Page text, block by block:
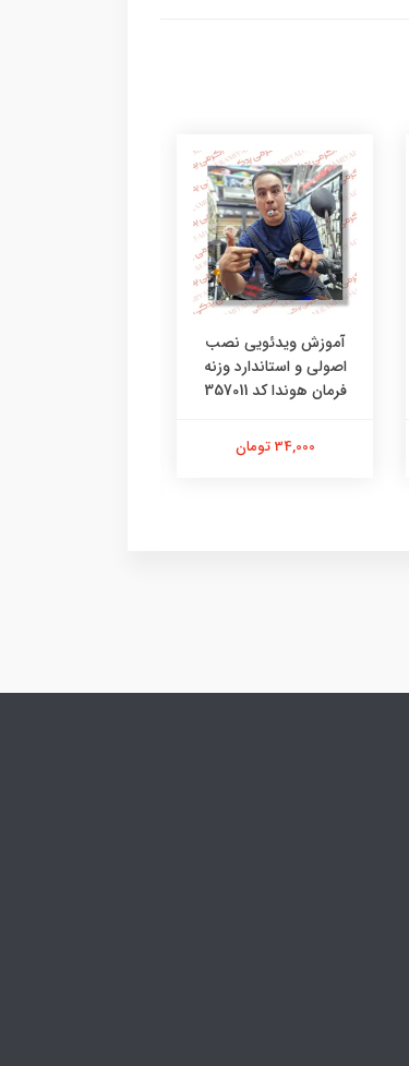
آموزش ویدئویی نصب
اصولی و استاندارد وزنه
فرمان هوندا کد 357011
34,000 تومان